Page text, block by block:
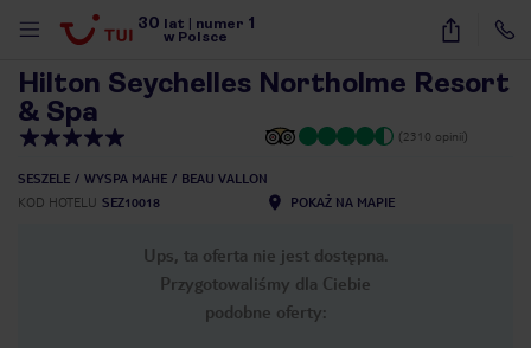
30 lat numer 1
w Polsce
14
Hilton Seychelles Northolme Resort
& Spa
(2310 opinii)
SESZELE WYSPA MAHE
BEAU VALLON
KOD HOTELU SEZ10018 POKAŻ NA MAPIE
Ups, ta oferta nie jest dostępna.
Przygotowaliśmy dla Ciebie
podobne oferty: